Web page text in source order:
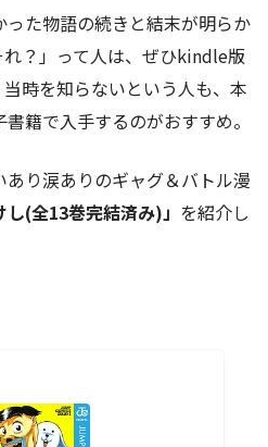
た物語の続きと結末が明らか
れ？」って人は、ぜひkindle版
時を知らないという人も、本
籍で入手するのがおすすめ。
り涙ありのギャグ＆バトル漫
し(全13巻完結済み)」 を紹介し